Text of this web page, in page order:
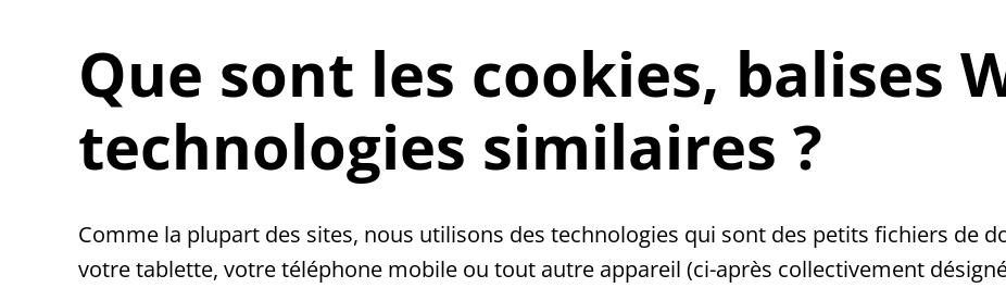
Que sont les cookies, balises
technologies similaires ?
Comme la plupart des sites, nous utilisons des technologies qui sont des petits fichiers de
votre tablette, votre téléphone mobile ou tout autre appareil (ci-après collectivement